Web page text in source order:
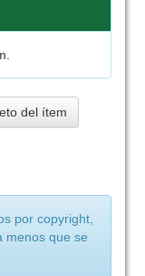
del ítem
por copyright,
menos que se